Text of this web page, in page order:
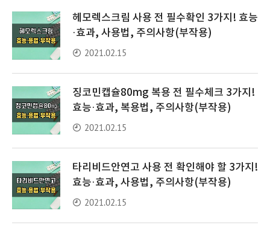
헤모렉스크림 사용 전 필수확인 3가지! 효능
·효과, 사용법, 주의사항(부작용)
2021.02.15
징코민캡슐80mg 복용 전 필수체크 3가지!
효능·효과, 복용법, 주의사항(부작용)
2021.02.15
타리비드안연고 사용 전 확인해야 할 3가지!
효능·효과, 사용법, 주의사항(부작용)
2021.02.15